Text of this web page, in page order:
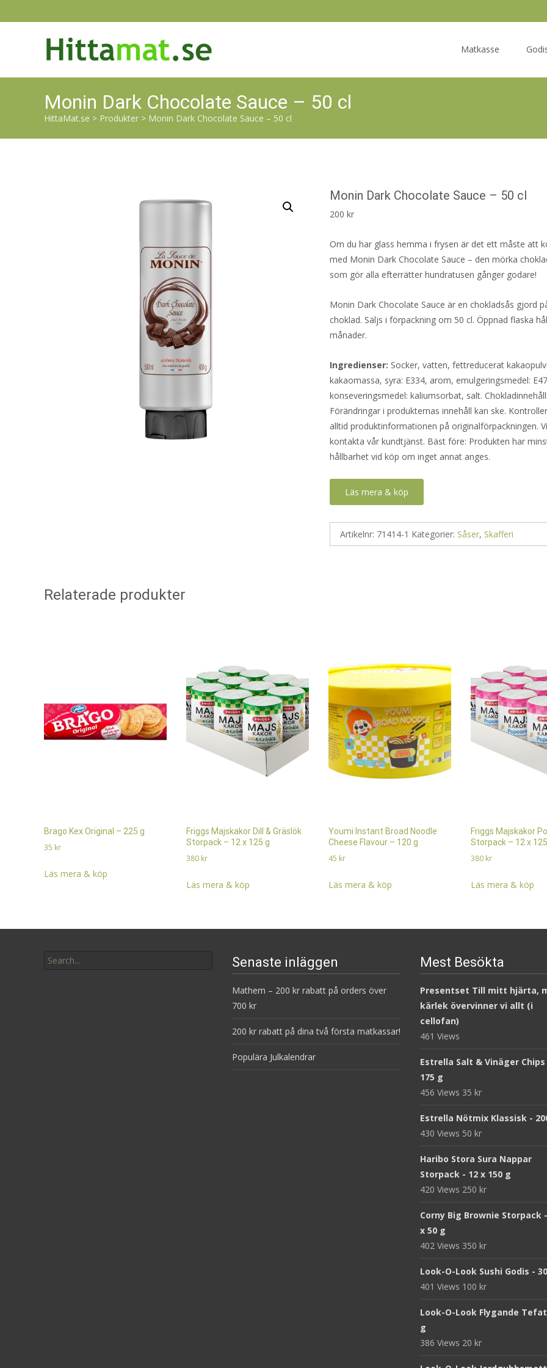
Matkasse
Monin Dark Chocolate Sauce – 50 cl
HittaMat.se > Produkter > Monin Dark Chocolate Sauce – 50 cl
Monin Dark Chocolate Sauce – 50 cl
200 kr
Om du har glass hemma i frysen är det ett måste att
med Monin Dark Chocolate Sauce – den mörka
som gör alla efterrätter hundratusen gånger godare!
Monin Dark Chocolate Sauce är en chokladsås gjord
choklad. Säljs i förpackning om 50 cl. Öppnad flaska
månader.
Ingredienser: Socker, vatten, fettreducerat
kakaomassa, syra: E334, arom, emulgeringsmedel:
konseveringsmedel: kaliumsorbat, salt.
Förändringar i produkternas innehåll kan ske.
alltid produktinformationen på originalförpackningen.
kontakta vår kundtjänst. Bäst före: Produkten har
hållbarhet vid köp om inget annat anges.
Läs mera & köp
Artikelnr: 71414-1 Kategorier: Såser, Skafferi
Relaterade produkter
Brago Kex Original – 225 g
35 kr
Läs mera & köp
Friggs Majskakor Dill & Gräslök
Storpack – 12 x 125 g
380 kr
Läs mera & köp
Youmi Instant Broad Noodle
Cheese Flavour – 120 g
45 kr
Läs mera & köp
Friggs Majskakor
Storpack – 12 x
380 kr
Läs mera & köp
for:
Senaste inläggen
Mathem – 200 kr rabatt på orders över
700 kr
200 kr rabatt på dina två första matkassar!
Populära Julkalendrar
Mest Besökta
Presentset Till mitt hjärta,
kärlek övervinner vi allt (i
cellofan)
461 Views
Estrella Salt & Vinäger Chips
175 g
456 Views 35 kr
Estrella Nötmix Klassisk -
430 Views 50 kr
Haribo Stora Sura Nappar
Storpack - 12 x 150 g
420 Views 250 kr
Corny Big Brownie Storpack
x 50 g
402 Views 350 kr
Look-O-Look Sushi Godis -
401 Views 100 kr
Look-O-Look Flygande
g
386 Views 20 kr